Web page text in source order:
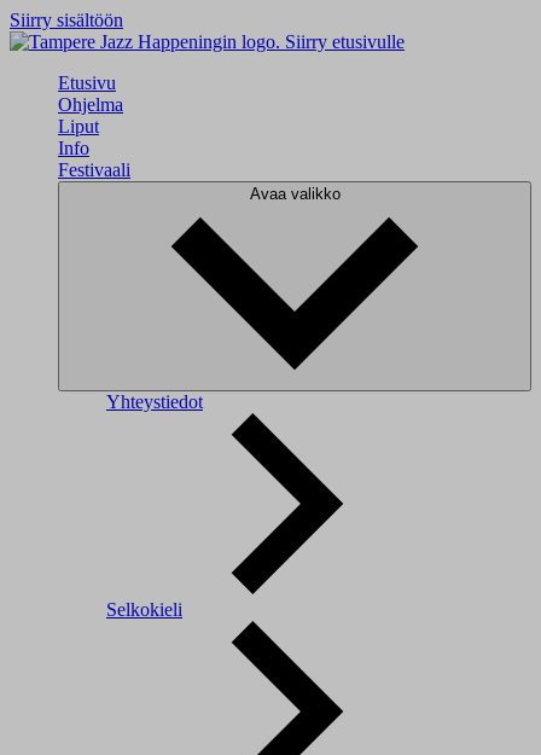
Siirry sisältöön
Siirry etusivulle
Etusivu
Ohjelma
Liput
Info
Festivaali
Avaa valikko
Yhteystiedot
Selkokieli